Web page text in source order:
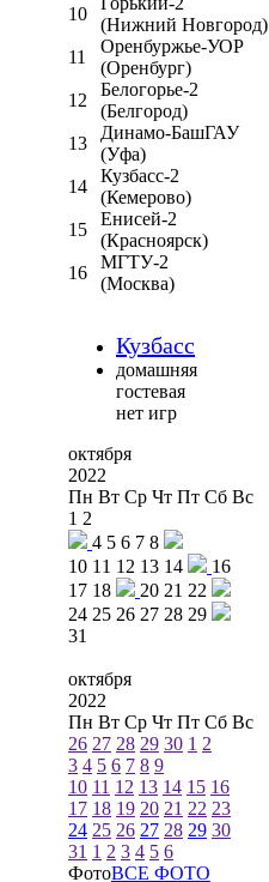
10
(Нижний Новгород)
11
Оренбуржье-УОР
(Оренбург)
12
Белогорье-2
(Белгород)
13
Динамо-БашГАУ
(Уфа)
14
Кузбасс-2
(Кемерово)
15
Енисей-2
(Красноярск)
16
МГТУ-2
(Москва)
Кузбасс
домашняя
гостевая
нет игр
октября
2022
Пн Вт Ср Чт Пт Сб Вс
1 2
4 5 6 7 8
10 11 12 13 14
16
17 18 20 21 22
24 25 26 27 28 29
31
октября
2022
Пн Вт Ср Чт Пт Сб Вс
26 27 28 29 30 1 2
3 4 5 6 7 8 9
10 11 12 13 14 15 16
17 18 19 20 21 22 23
24 25 26 27 28 29 30
31 1 2 3 4 5 6
ФотоВСЕ ФОТО